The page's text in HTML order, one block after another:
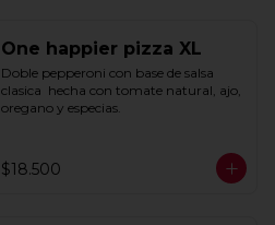
One happier pizza XL
Doble pepperoni con base de salsa
clasica  hecha con tomate natural, ajo,
oregano y especias.
$18.500